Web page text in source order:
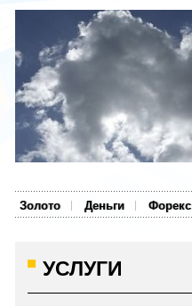
Золото Деньги Форекс
УСЛУГИ